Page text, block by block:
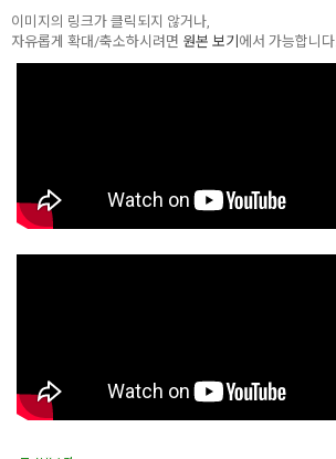
이미지의 링크가 클릭되지 않거나,
자유롭게 확대/축소하시려면 원본 보기에서 가능합니다.